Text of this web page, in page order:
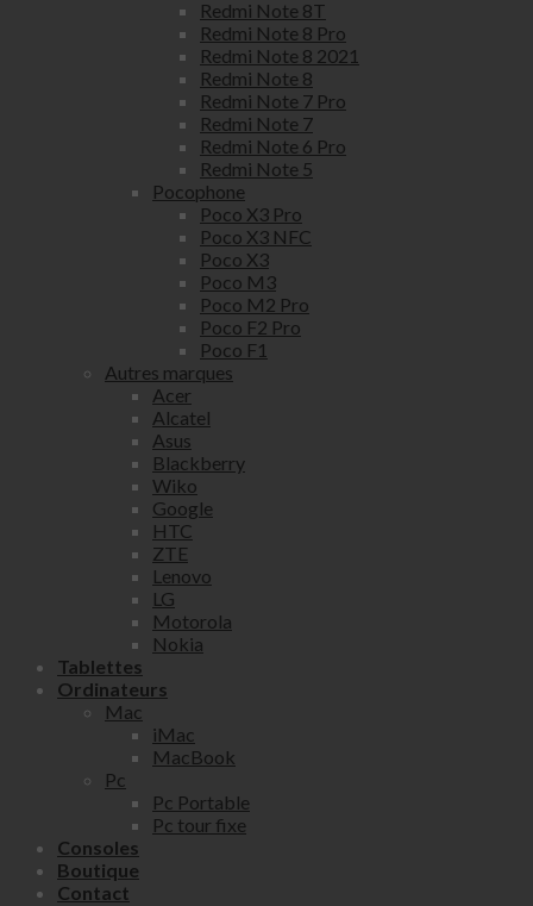
Redmi Note 8T
Redmi Note 8 Pro
Redmi Note 8 2021
Redmi Note 8
Redmi Note 7 Pro
Redmi Note 7
Redmi Note 6 Pro
Redmi Note 5
Pocophone
Poco X3 Pro
Poco X3 NFC
Poco X3
Poco M3
Poco M2 Pro
Poco F2 Pro
Poco F1
Autres marques
Acer
Alcatel
Asus
Blackberry
Wiko
Google
HTC
ZTE
Lenovo
LG
Motorola
Nokia
Tablettes
Ordinateurs
Mac
iMac
MacBook
Pc
Pc Portable
Pc tour fixe
Consoles
Boutique
Contact